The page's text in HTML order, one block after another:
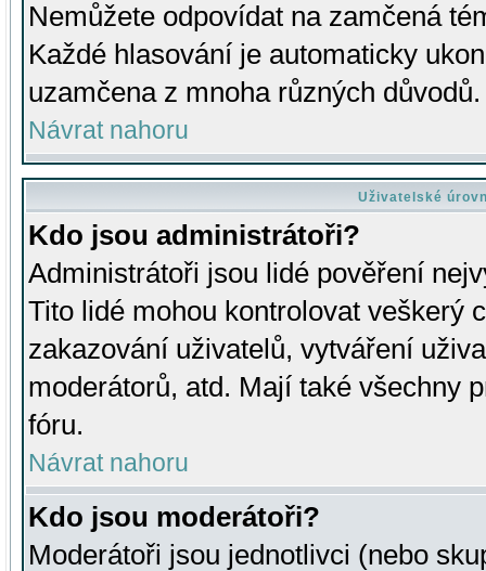
Nemůžete odpovídat na zamčená
Každé hlasování je automaticky
uzamčena z mnoha různých důvodů.
Návrat nahoru
Uživatelské
Kdo jsou administrátoři?
Administrátoři jsou lidé pověření
Tito lidé mohou kontrolovat veškerý
zakazování uživatelů, vytváření
moderátorů, atd. Mají také všechny
fóru.
Návrat nahoru
Kdo jsou moderátoři?
Moderátoři jsou jednotlivci (nebo